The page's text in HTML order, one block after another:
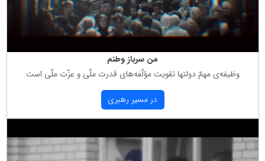
من سرباز وطنم
وظیفه‌ی مهمّ دولتها تقویت مؤلّفه‌های قدرت ملّی و عزّت ملّی است
در مسیر رهبری